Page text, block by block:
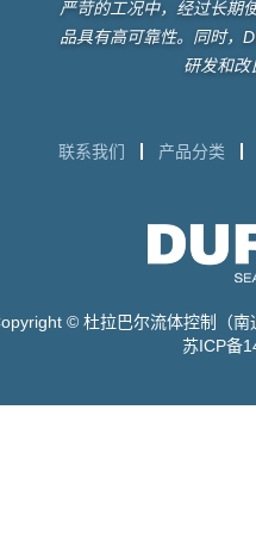
严苛的工况中，经过长期
品具有高可靠性。同时，
研发和改
联系我们 产品分类
© 杜拉巴尔流体控制（
苏ICP备